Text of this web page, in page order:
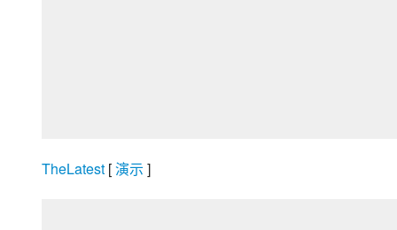
TheLatest [ 演示 ]